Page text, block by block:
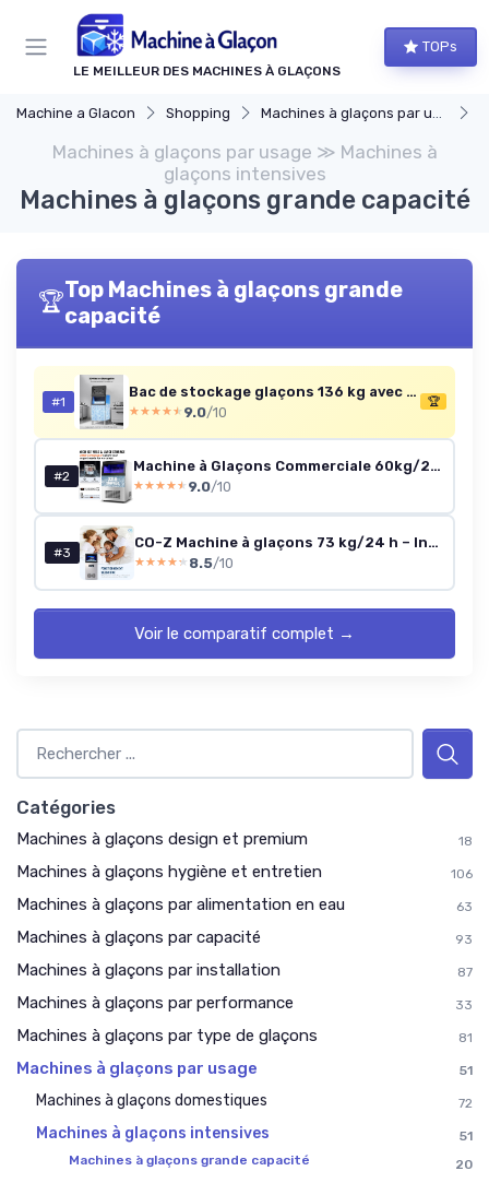
LE MEILLEUR DES MACHINES À GLAÇONS
TOPs
Machine a Glacon Shopping Machines à glaçons par usage
Machines à glaçons par usage ≫ Machines à
glaçons intensives
Machines à glaçons grande capacité
🏆Top Machines à glaçons grande
capacité
#1
Bac de stockage glaçons 136 kg avec pieds antidérapants réglables
★★★★★
★★★★★ 9.0/10
🏆
#2
Machine à Glaçons Commerciale 60kg/24h Glace Machine Professionnel 40 Glaçons en 8-15 Minutes Écran LCD Storage de 15kg Nettoyage Auto pour Maison Bureau Restaurant Bar Café
★★★★★
★★★★★ 9.0/10
#3
CO-Z Machine à glaçons 73 kg/24 h – Inox, stockage 10 kg
★★★★★
★★★★★ 8.5/10
Voir le comparatif complet →
Catégories
Machines à glaçons design et premium 18
Machines à glaçons hygiène et entretien 106
Machines à glaçons par alimentation en eau 63
Machines à glaçons par capacité 93
Machines à glaçons par installation 87
Machines à glaçons par performance 33
Machines à glaçons par type de glaçons 81
Machines à glaçons par usage 51
Machines à glaçons domestiques 72
Machines à glaçons intensives
51
Machines à glaçons grande capacité
20
Panneau de gestion des cookies